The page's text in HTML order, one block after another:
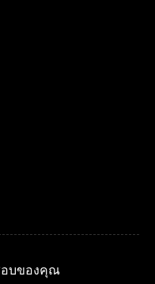
บของคุณ